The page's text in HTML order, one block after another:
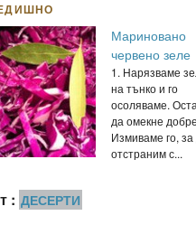
Мариновано
червено зеле
1. Нарязваме
на тънко и го
осоляваме.
да омекне
Измиваме го, за
отстраним с...
: ДЕСЕРТИ